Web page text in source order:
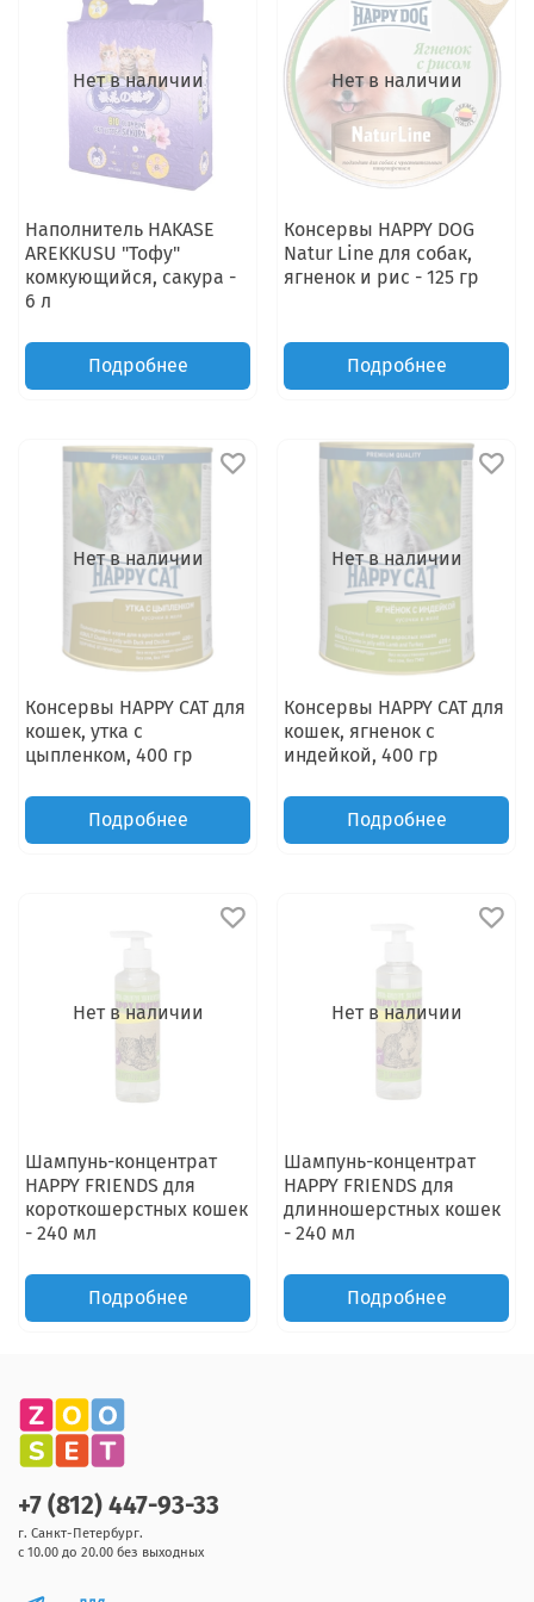
Нет в наличии
Наполнитель HAKASE
AREKKUSU "Тофу"
комкующийся, сакура -
6 л
Подробнее
Нет в наличии
Консервы HAPPY DOG
Natur Line для собак,
ягненок и рис - 125 гр
Подробнее
Нет в наличии
Консервы HAPPY CAT для
кошек, утка с
цыпленком, 400 гр
Подробнее
Нет в наличии
Консервы HAPPY CAT для
кошек, ягненок с
индейкой, 400 гр
Подробнее
Нет в наличии
Шампунь-концентрат
HAPPY FRIENDS для
короткошерстных кошек
- 240 мл
Подробнее
Нет в наличии
Шампунь-концентрат
HAPPY FRIENDS для
длинношерстных кошек
- 240 мл
Подробнее
+7 (812) 447-93-33
г. Санкт-Петербург.
с 10.00 до 20.00 без выходных